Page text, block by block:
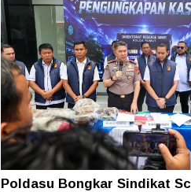
Poldasu Bongkar Sindikat